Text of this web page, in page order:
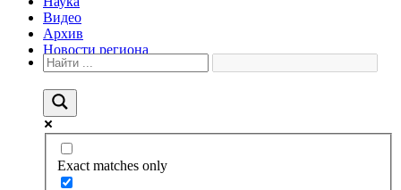
Видео
Архив
Новости региона
Exact matches only